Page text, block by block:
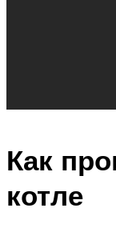
Как
котле